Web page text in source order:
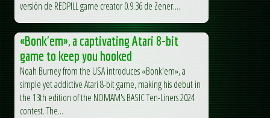
versión de REDPILL game creator 0.9.36 de Zener....
«Bonk'em», a captivating Atari 8-bit
game to keep you hooked
Noah Burney from the USA introduces «Bonk'em», a
simple yet addictive Atari 8-bit game, making his debut in
the 13th edition of the NOMAM's BASIC Ten-Liners 2024
contest. The...